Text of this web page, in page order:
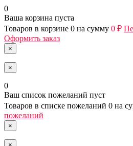
0
Ваша корзина пуста
Товаров в корзине 0 на сумму 0 ₽
Оформить заказ
×
×
0
Ваш список пожеланий пуст
Товаров в списке пожеланий 0 на
пожеланий
×